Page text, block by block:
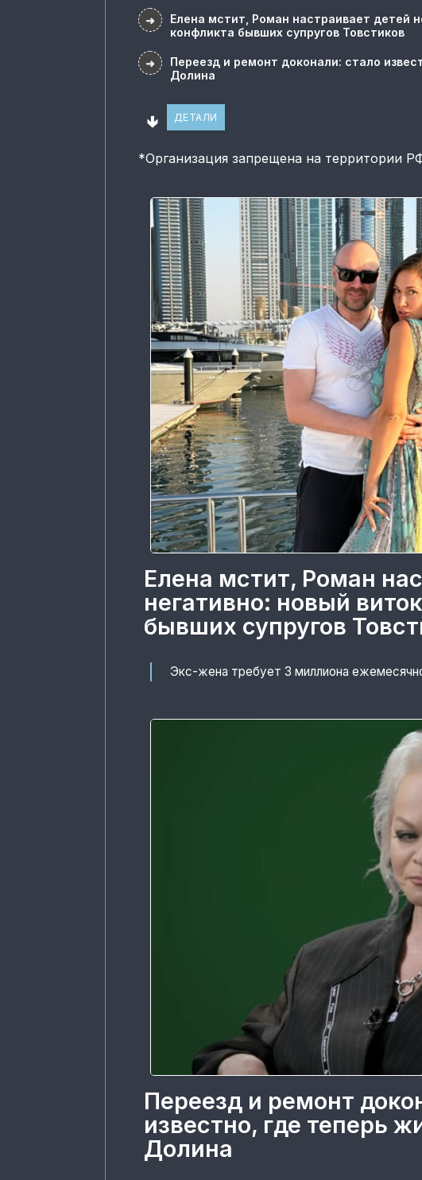
➜
Елена мстит, Роман настраивает детей
конфликта бывших супругов Товстиков
➜
Переезд и ремонт доконали: стало
Долина
🢃 ДЕТАЛИ
*Организация запрещена на территории
Елена мстит, Роман
негативно: новый
бывших супругов
Экс-жена требует 3 миллиона
Переезд и ремонт
известно, где теперь
Долина